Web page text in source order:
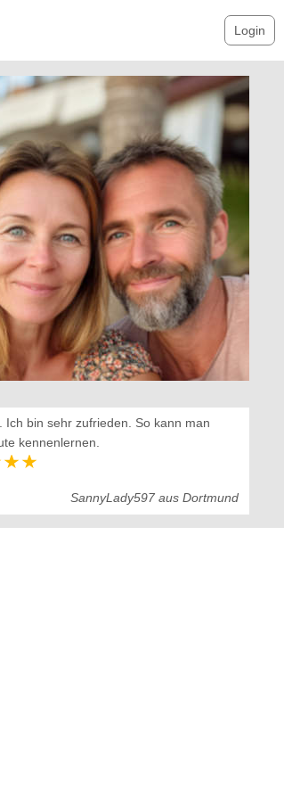
Login
Ich bin sehr zufrieden. So kann man
kennenlernen.
SannyLady597 aus Dortmund